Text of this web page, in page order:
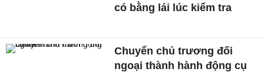
có bằng lái lúc kiểm tra
Chuyển chủ trương đối
ngoại thành hành động cụ